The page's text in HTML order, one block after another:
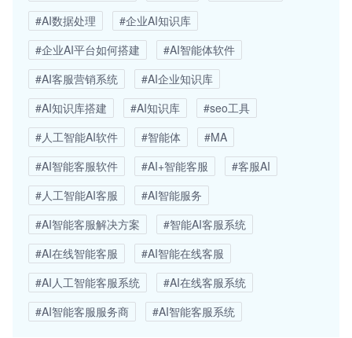
#AI数据处理
#企业AI知识库
#企业AI平台如何搭建
#AI智能体软件
#AI客服营销系统
#AI企业知识库
#AI知识库搭建
#AI知识库
#seo工具
#人工智能AI软件
#智能体
#MA
#AI智能客服软件
#AI+智能客服
#客服AI
#人工智能AI客服
#AI智能服务
#AI智能客服解决方案
#智能AI客服系统
#AI在线智能客服
#AI智能在线客服
#AI人工智能客服系统
#AI在线客服系统
#AI智能客服服务商
#AI智能客服系统